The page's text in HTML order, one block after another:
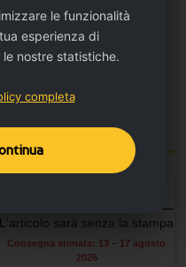
Non disponibile
tuo preventivo
L'articolo sarà senza la stampa
Consegna stimata: 13 – 17 agosto
2026
le funzionalità
esperienza di
nostre statistiche.
completa